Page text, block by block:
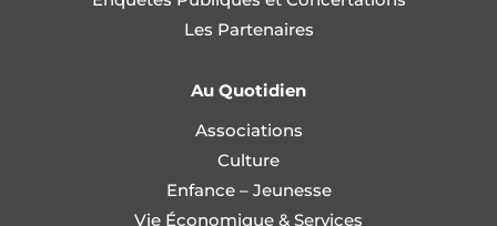
Les Partenaires
Au Quotidien
Associations
Culture
Enfance – Jeunesse
Vie Économique & Services